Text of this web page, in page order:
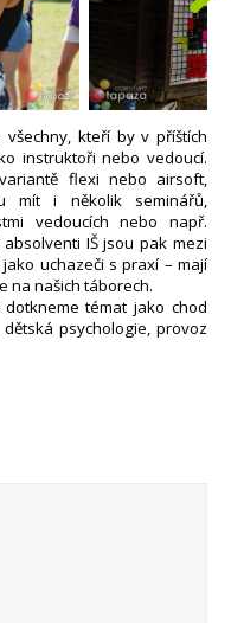
kteří by v příštích
instruktoři nebo vedoucí.
flexi nebo airsoft,
mít i několik seminářů,
vedoucích nebo např.
IŠ jsou pak mezi
uchazeči s praxí – mají
na našich táborech.
témat jako chod
psychologie, provoz